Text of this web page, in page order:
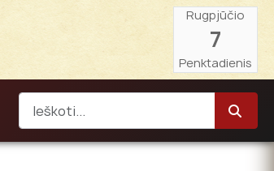
Rugpjūčio
7
Penktadienis